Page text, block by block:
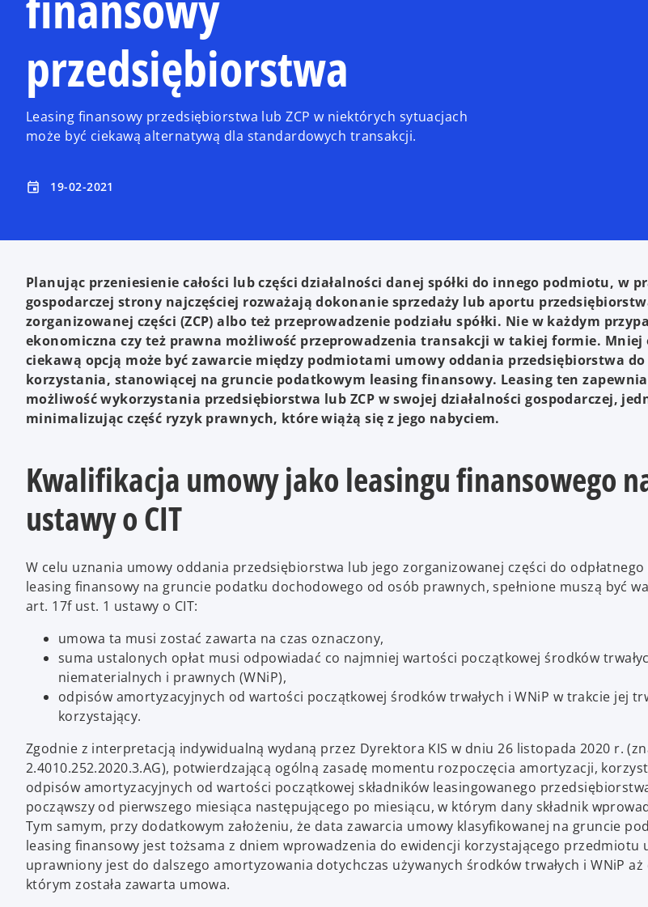
przedsiębiorstwa
Leasing finansowy przedsiębiorstwa lub ZCP w niektórych sytuacjach
może być ciekawą alternatywą dla standardowych transakcji.
event 19-02-2021
Planując przeniesienie całości lub części działalności danej spółki do innego podmiotu, w
gospodarczej strony najczęściej rozważają dokonanie sprzedaży lub aportu
zorganizowanej części (ZCP) albo też przeprowadzenie podziału spółki. Nie w każdym
ekonomiczna czy też prawna możliwość przeprowadzenia transakcji w takiej formie. Mniej
ciekawą opcją może być zawarcie między podmiotami umowy oddania przedsiębiorstwa do
korzystania, stanowiącej na gruncie podatkowym leasing finansowy. Leasing ten
możliwość wykorzystania przedsiębiorstwa lub ZCP w swojej działalności gospodarczej,
minimalizując część ryzyk prawnych, które wiążą się z jego nabyciem.
Kwalifikacja umowy jako leasingu finansowego
ustawy o CIT
W celu uznania umowy oddania przedsiębiorstwa lub jego zorganizowanej części do
leasing finansowy na gruncie podatku dochodowego od osób prawnych, spełnione muszą być
art. 17f ust. 1 ustawy o CIT:
umowa ta musi zostać zawarta na czas oznaczony,
suma ustalonych opłat musi odpowiadać co najmniej wartości początkowej środków
niematerialnych i prawnych (WNiP),
odpisów amortyzacyjnych od wartości początkowej środków trwałych i WNiP w trakcie jej
korzystający.
Zgodnie z interpretacją indywidualną wydaną przez Dyrektora KIS w dniu 26 listopada 2020 r.
2.4010.252.2020.3.AG), potwierdzającą ogólną zasadę momentu rozpoczęcia amortyzacji,
odpisów amortyzacyjnych od wartości początkowej składników leasingowanego
począwszy od pierwszego miesiąca następującego po miesiącu, w którym dany składnik
Tym samym, przy dodatkowym założeniu, że data zawarcia umowy klasyfikowanej na gruncie
leasing finansowy jest tożsama z dniem wprowadzenia do ewidencji korzystającego przedmiotu
uprawniony jest do dalszego amortyzowania dotychczas używanych środków trwałych i WNiP
którym została zawarta umowa.